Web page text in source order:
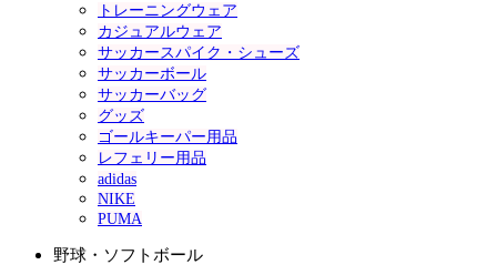
トレーニングウェア
カジュアルウェア
サッカースパイク・シューズ
サッカーボール
サッカーバッグ
グッズ
ゴールキーパー用品
レフェリー用品
adidas
NIKE
PUMA
野球・ソフトボール